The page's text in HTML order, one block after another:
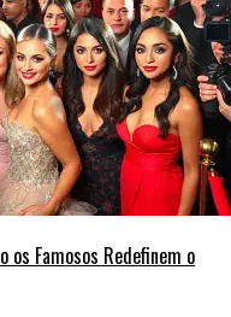
os Famosos Redefinem o